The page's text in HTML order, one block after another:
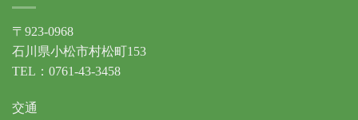
〒923-0968
石川県小松市村松町153
TEL：0761-43-3458
交通